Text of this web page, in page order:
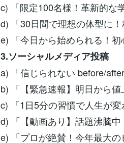
c) 「限定100名様！革新的な
d) 「30日間で理想の体型に
e) 「今日から始められる！初
3.ソーシャルメディア投稿
a) 「信じられない before/
b) 「【緊急速報】明日から
c) 「1日5分の習慣で人生が変
d) 「【動画あり】話題沸騰
e) 「プロが絶賛！今年最大の